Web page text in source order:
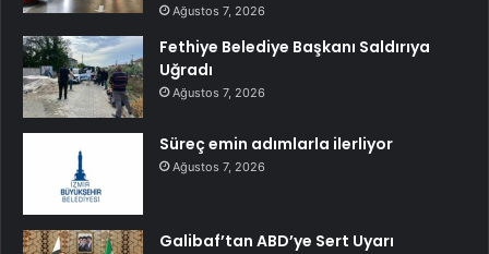
Ağustos 7, 2026
Fethiye Belediye Başkanı Saldırıya
Uğradı
Ağustos 7, 2026
Süreç emin adımlarla ilerliyor
Ağustos 7, 2026
Galibaf’tan ABD’ye Sert Uyarı